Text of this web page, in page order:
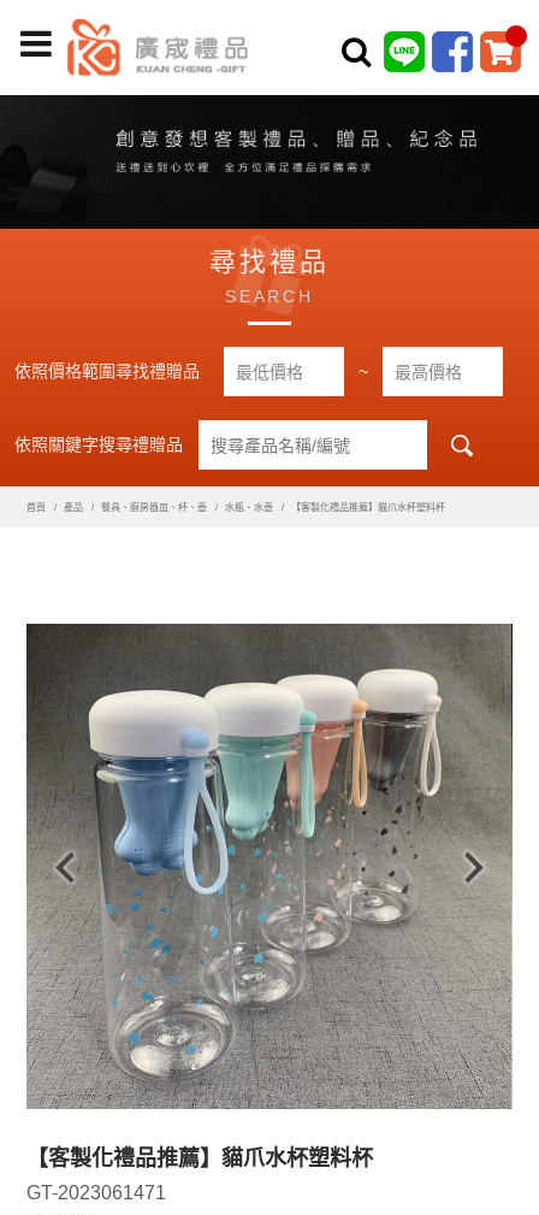
尋找禮品
SEARCH
依照價格範圍尋找禮贈品 ~
依照關鍵字搜尋禮贈品
首頁 產品 餐具、廚房器皿、杯、壺 水瓶、水壺 【客製化禮品推薦】貓爪水杯塑料杯
【客製化禮品推薦】貓爪水杯塑料杯
GT-2023061471